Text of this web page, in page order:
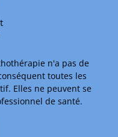
n'a pas de
toutes les
Elles ne peuvent se
de santé.